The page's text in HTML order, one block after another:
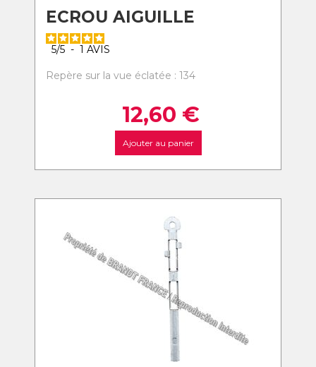
ECROU AIGUILLE
5/5 - 1 AVIS
Repère sur la vue éclatée : 134
12,60 €
Ajouter au panier